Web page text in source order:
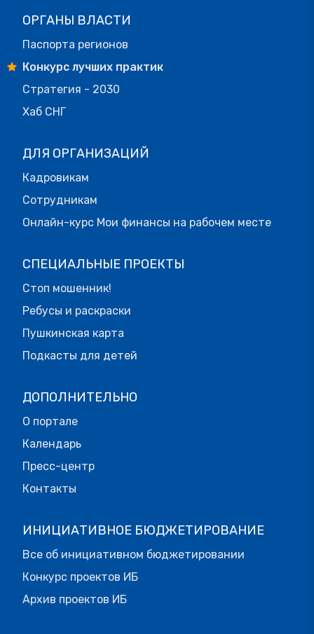
ОРГАНЫ ВЛАСТИ
Паспорта регионов
Конкурс лучших практик
Стратегия - 2030
Хаб СНГ
ДЛЯ ОРГАНИЗАЦИЙ
Кадровикам
Сотрудникам
Онлайн-курс Мои финансы на рабочем месте
СПЕЦИАЛЬНЫЕ ПРОЕКТЫ
Стоп мошенник!
Ребусы и раскраски
Пушкинская карта
Подкасты для детей
ДОПОЛНИТЕЛЬНО
О портале
Календарь
Пресс-центр
Контакты
ИНИЦИАТИВНОЕ БЮДЖЕТИРОВАНИЕ
Все об инициативном бюджетировании
Конкурс проектов ИБ
Архив проектов ИБ